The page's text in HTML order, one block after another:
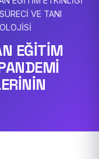
VE TANI
EĞİTİM